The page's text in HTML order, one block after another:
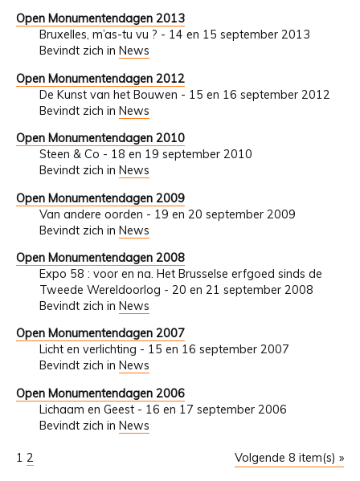
Open Monumentendagen 2013
Bruxelles, m’as-tu vu ? - 14 en 15 september 2013
Bevindt zich in News
Open Monumentendagen 2012
De Kunst van het Bouwen - 15 en 16 september 2012
Bevindt zich in News
Open Monumentendagen 2010
Steen & Co - 18 en 19 september 2010
Bevindt zich in News
Open Monumentendagen 2009
Van andere oorden - 19 en 20 september 2009
Bevindt zich in News
Open Monumentendagen 2008
Expo 58 : voor en na. Het Brusselse erfgoed sinds de
Tweede Wereldoorlog - 20 en 21 september 2008
Bevindt zich in News
Open Monumentendagen 2007
Licht en verlichting - 15 en 16 september 2007
Bevindt zich in News
Open Monumentendagen 2006
Lichaam en Geest - 16 en 17 september 2006
Bevindt zich in News
Volgende 8 item(s) »
1 2